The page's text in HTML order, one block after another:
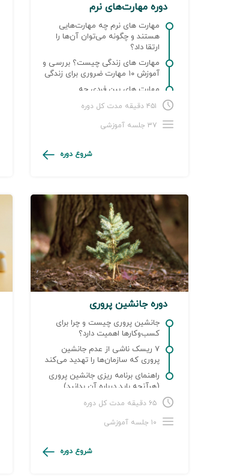
دوره مهارت‌های نرم
مهارت های نرم چه مهارت‌هایی
هستند و چگونه می‌توان آن‌ها را
ارتقا داد؟
مهارت های زندگی چیست؟ بررسی و
آموزش ۱۰ مهارت ضروری برای زندگی
مهارت های بین فردی چه
مهارت‌هایی هستند و چرا در محل‌کار
اهمیت دارند؟
۴۵۱ دقیقه مدت کل دوره
۳۷ جلسه آموزشی
شروع دوره
دوره جانشین پروری
جانشین پروری چیست و چرا برای
کسب‌و‌کارها اهمیت دارد؟
۷ ریسک‌ ناشی از عدم جانشین
پروری که سازمان‌ها را تهدید می‌کند
راهنمای برنامه ریزی جانشین پروری
(هرآنچه باید درباره آن بدانید)
۶۵ دقیقه مدت کل دوره
۱۰ جلسه آموزشی
شروع دوره